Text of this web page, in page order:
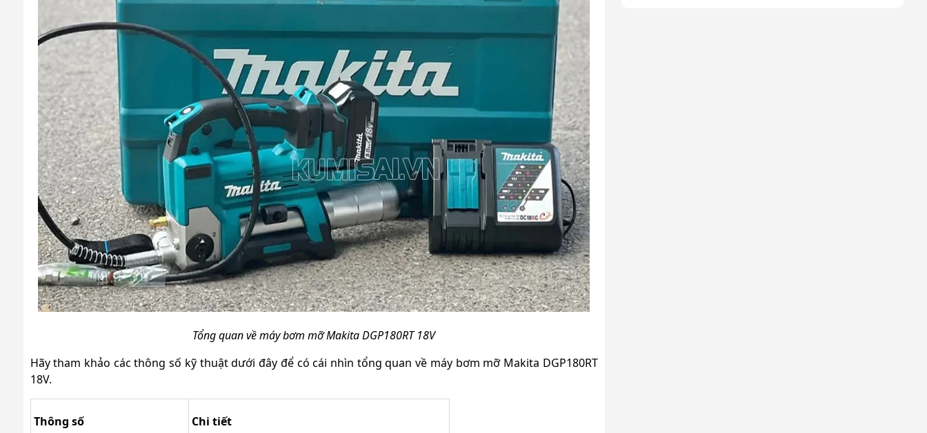
Tổng quan về máy bơm mỡ Makita DGP180RT 18V
Hãy tham khảo các thông số kỹ thuật dưới đây để có cái nhìn tổng quan về máy bơm mỡ Makita DGP180RT
18V.
Thông số Chi tiết